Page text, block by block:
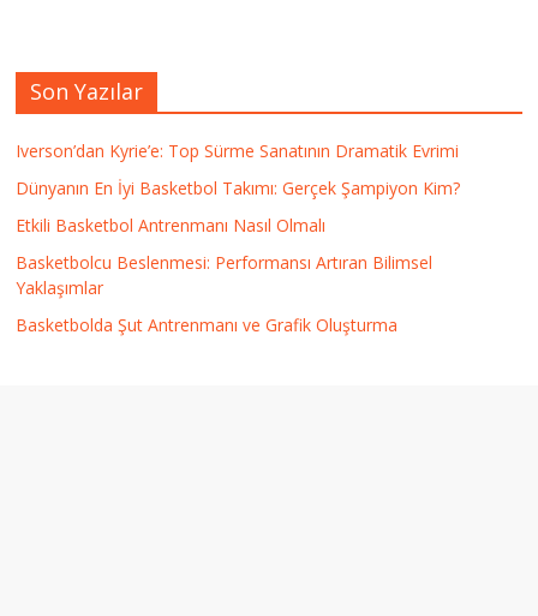
Son Yazılar
Iverson’dan Kyrie’e: Top Sürme Sanatının Dramatik Evrimi
Dünyanın En İyi Basketbol Takımı: Gerçek Şampiyon Kim?
Etkili Basketbol Antrenmanı Nasıl Olmalı
Basketbolcu Beslenmesi: Performansı Artıran Bilimsel
Yaklaşımlar
Basketbolda Şut Antrenmanı ve Grafik Oluşturma